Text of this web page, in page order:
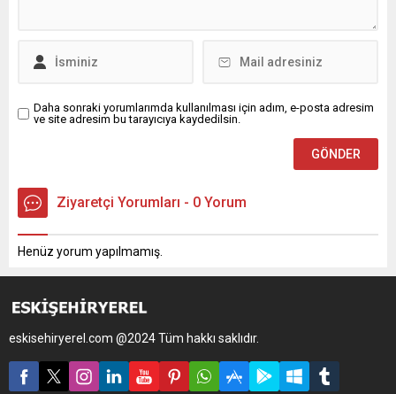
Daha sonraki yorumlarımda kullanılması için adım, e-posta adresim
ve site adresim bu tarayıcıya kaydedilsin.
Ziyaretçi Yorumları - 0 Yorum
Henüz yorum yapılmamış.
eskisehiryerel.com @2024 Tüm hakkı saklıdır.